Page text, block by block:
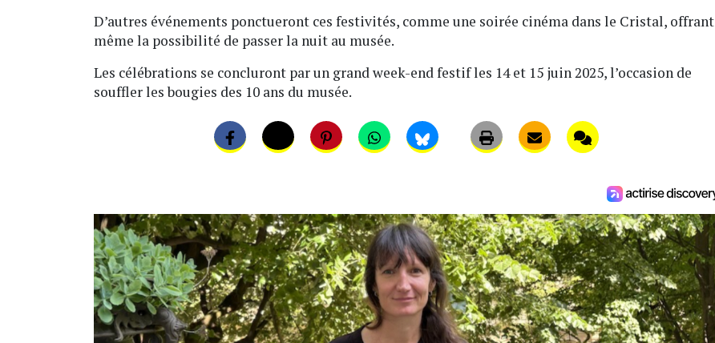
D’autres événements ponctueront ces festivités, comme une soirée cinéma dans le Cristal, offrant
même la possibilité de passer la nuit au musée.
Les célébrations se concluront par un grand week-end festif les 14 et 15 juin 2025, l’occasion de
souffler les bougies des 10 ans du musée.